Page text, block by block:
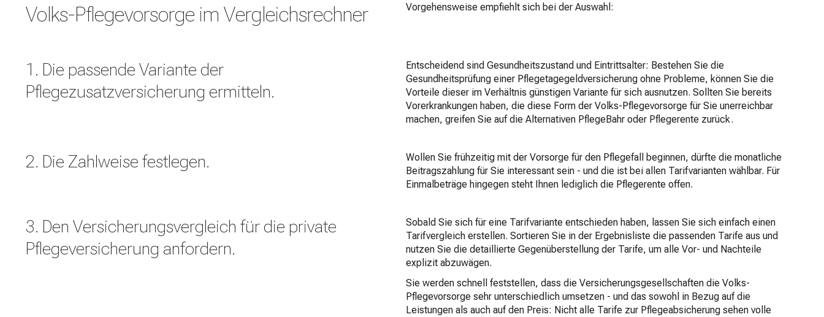
Volks-Pflegevorsorge im Vergleichsrechner
Vorgehensweise empfiehlt sich bei der Auswahl:
1. Die passende Variante der
Pflegezusatzversicherung ermitteln.
Entscheidend sind Gesundheitszustand und Eintrittsalter: Bestehen Sie die
Gesundheitsprüfung einer Pflegetagegeldversicherung ohne Probleme, können Sie die
Vorteile dieser im Verhältnis günstigen Variante für sich ausnutzen. Sollten Sie bereits
Vorerkrankungen haben, die diese Form der Volks-Pflegevorsorge für Sie unerreichbar
machen, greifen Sie auf die Alternativen PflegeBahr oder Pflegerente zurück.
2. Die Zahlweise festlegen.
Wollen Sie frühzeitig mit der Vorsorge für den Pflegefall beginnen, dürfte die monatliche
Beitragszahlung für Sie interessant sein - und die ist bei allen Tarifvarianten wählbar. Für
Einmalbeträge hingegen steht Ihnen lediglich die Pflegerente offen.
3. Den Versicherungsvergleich für die private
Pflegeversicherung anfordern.
Sobald Sie sich für eine Tarifvariante entschieden haben, lassen Sie sich einfach einen
Tarifvergleich erstellen. Sortieren Sie in der Ergebnisliste die passenden Tarife aus und
nutzen Sie die detaillierte Gegenüberstellung der Tarife, um alle Vor- und Nachteile
explizit abzuwägen.
Sie werden schnell feststellen, dass die Versicherungsgesellschaften die Volks-
Pflegevorsorge sehr unterschiedlich umsetzen - und das sowohl in Bezug auf die
Leistungen als auch auf den Preis: Nicht alle Tarife zur Pflegeabsicherung sehen volle